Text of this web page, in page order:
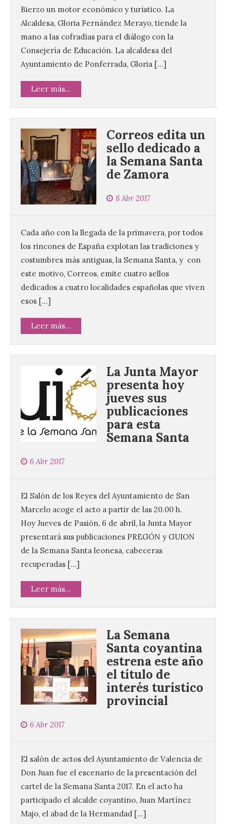
Bierzo un motor económico y turístico. La
Alcaldesa, Gloria Fernández Merayo, tiende la
mano a las cofradías para el diálogo con la
Consejería de Educación. La alcaldesa del
Ayuntamiento de Ponferrada, Gloria […]
Leer más...
Correos edita un
sello dedicado a
la Semana Santa
de Zamora
8 Abr 2017
Cada año con la llegada de la primavera, por todos
los rincones de España explotan las tradiciones y
costumbres más antiguas, la Semana Santa, y con
este motivo, Correos, emite cuatro sellos
dedicados a cuatro localidades españolas que viven
esos […]
Leer más...
La Junta Mayor
presenta hoy
jueves sus
publicaciones
para esta
Semana Santa
6 Abr 2017
El Salón de los Reyes del Ayuntamiento de San
Marcelo acoge el acto a partir de las 20.00 h.
Hoy Jueves de Pasión, 6 de abril, la Junta Mayor
presentará sus publicaciones PREGÓN y GUION
de la Semana Santa leonesa, cabeceras
recuperadas […]
Leer más...
La Semana
Santa coyantina
estrena este año
el título de
interés turístico
provincial
6 Abr 2017
El salón de actos del Ayuntamiento de Valencia de
Don Juan fue el escenario de la presentación del
cartel de la Semana Santa 2017. En el acto ha
participado el alcalde coyantino, Juan Martínez
Majo, el abad de la Hermandad […]